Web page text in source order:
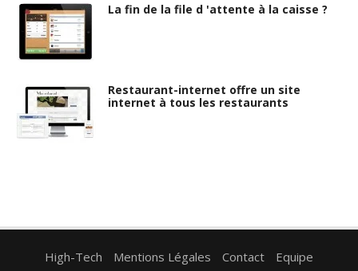
La fin de la file d 'attente à la caisse ?
Restaurant-internet offre un site
internet à tous les restaurants
High-Tech Mentions Légales Contact Equipe